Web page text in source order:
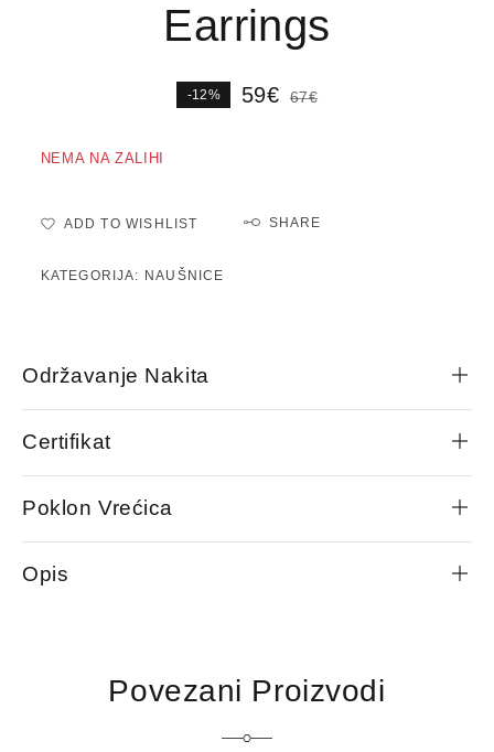
Earrings
-12% 67€
59€
NEMA NA ZALIHI
ADD TO WISHLIST SHARE
KATEGORIJA: NAUŠNICE
Održavanje Nakita
Certifikat
Poklon Vrećica
Opis
Povezani Proizvodi